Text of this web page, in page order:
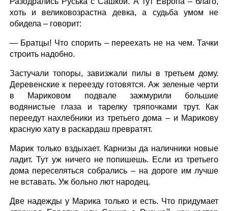
хоть и великовозрастна девка, а судьба умом не
обидела – говорит:
— Братцы! Что спорить – переехать не на чем. Тачки
строить надобно.
Застучали топоры, завизжали пилы в третьем дому.
Деревенские к переезду готовятся. Аж зеленые черти
в Мариковом подвале зажмурили большие
водянистые глаза и тарелку тряпочками трут. Как
переедут нахлебники из третьего дома – и Марикову
красную хату в раскардаш превратят.
Марик только вздыхает. Карнизы да наличники новые
ладит. Тут уж ничего не попишешь. Если из третьего
дома переселяться собрались – на дороге им лучше
не вставать. Уж больно лют народец.
Две надежды у Марика только и есть. Что придумает